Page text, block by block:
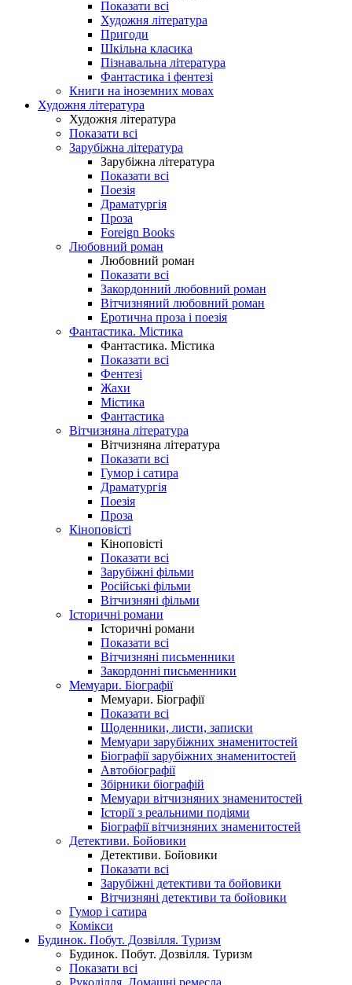
Показати всі
Художня література
Пригоди
Шкільна класика
Пізнавальна література
Фантастика і фентезі
Книги на іноземних мовах
Художня література
Художня література
Показати всі
Зарубіжна література
Зарубіжна література
Показати всі
Поезія
Драматургія
Проза
Foreign Books
Любовний роман
Любовний роман
Показати всі
Закордонний любовний роман
Вітчизняний любовний роман
Еротична проза і поезія
Фантастика. Містика
Фантастика. Містика
Показати всі
Фентезі
Жахи
Містика
Фантастика
Вітчизняна література
Вітчизняна література
Показати всі
Гумор і сатира
Драматургія
Поезія
Проза
Кіноповісті
Кіноповісті
Показати всі
Зарубіжні фільми
Російські фільми
Вітчизняні фільми
Історичні романи
Історичні романи
Показати всі
Вітчизняні письменники
Закордонні письменники
Мемуари. Біографії
Мемуари. Біографії
Показати всі
Щоденники, листи, записки
Мемуари зарубіжних знаменитостей
Біографії зарубіжних знаменитостей
Автобіографії
Збірники біографій
Мемуари вітчизняних знаменитостей
Історії з реальними подіями
Біографії вітчизняних знаменитостей
Детективи. Бойовики
Детективи. Бойовики
Показати всі
Зарубіжні детективи та бойовики
Вітчизняні детективи та бойовики
Гумор і сатира
Комікси
Будинок. Побут. Дозвілля. Туризм
Будинок. Побут. Дозвілля. Туризм
Показати всі
Рукоділля. Домашні ремесла